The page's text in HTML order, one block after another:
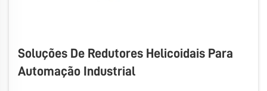
Soluções De Redutores Helicoidais Para
Automação Industrial